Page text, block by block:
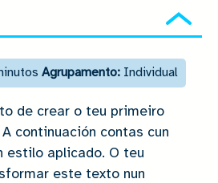
Agrupamento: Individual
de crear o teu primeiro
continuación contas cun
estilo aplicado. O teu
este texto nun